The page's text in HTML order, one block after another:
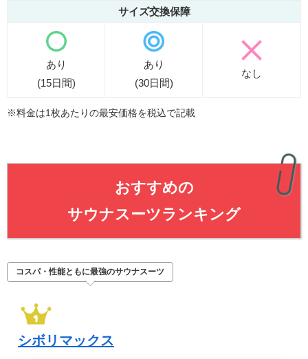
サイズ交換保障
あり
(15日間)
あり
(30日間)
なし
※料金は1枚あたりの最安価格を税込で記載
おすすめの
サウナスーツランキング
コスパ・性能ともに最強のサウナスーツ
シボリマックス